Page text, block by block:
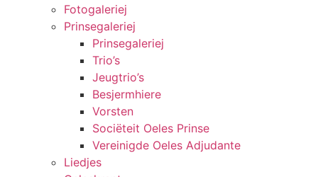
Fotogaleriej
Prinsegaleriej
Prinsegaleriej
Trio’s
Jeugtrio’s
Besjermhiere
Vorsten
Sociëteit Oeles Prinse
Vereinigde Oeles Adjudante
Liedjes